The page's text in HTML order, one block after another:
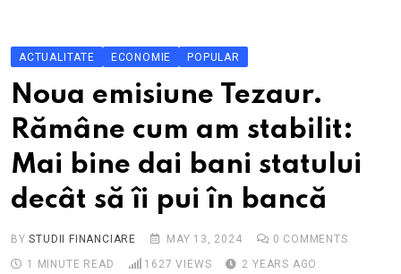
Analize ASF
ACTUALITATE ECONOMIE POPULAR
Noua emisiune Tezaur.
Rămâne cum am stabilit:
Mai bine dai bani statului
decât să îi pui în bancă
BYSTUDII FINANCIARE MAY 13, 2024 0 COMMENTS
1 MINUTE READ
1627 VIEWS 2 YEARS AGO